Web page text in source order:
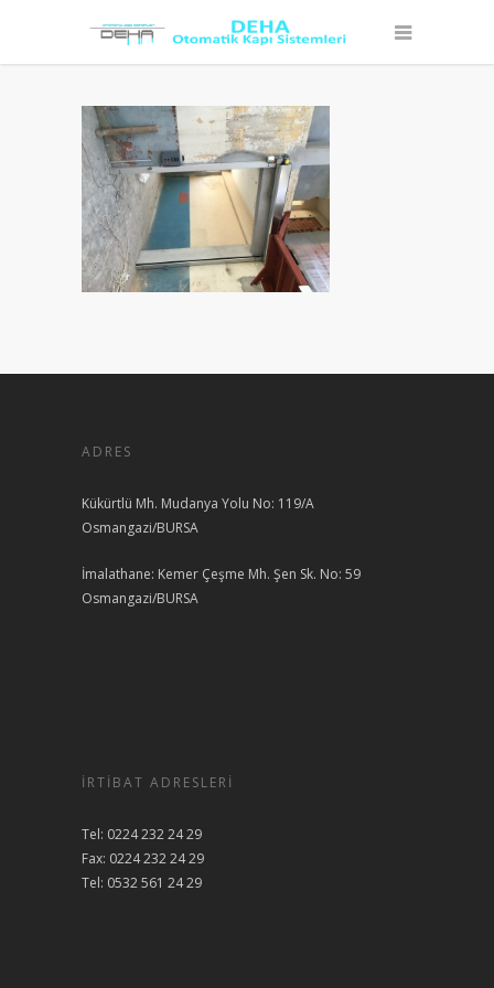
ADRES
Kükürtlü Mh. Mudanya Yolu No: 119/A
Osmangazi/BURSA
İmalathane: Kemer Çeşme Mh. Şen Sk. No: 59
Osmangazi/BURSA
İRTIBAT ADRESLERI
Tel: 0224 232 24 29
Fax: 0224 232 24 29
Tel: 0532 561 24 29